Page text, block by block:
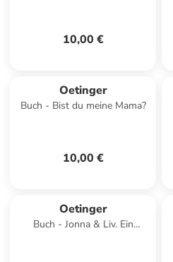
10,00 €
Oetinger
Buch - Bist du meine Mama?
10,00 €
Oetinger
Buch - Jonna & Liv. Ein